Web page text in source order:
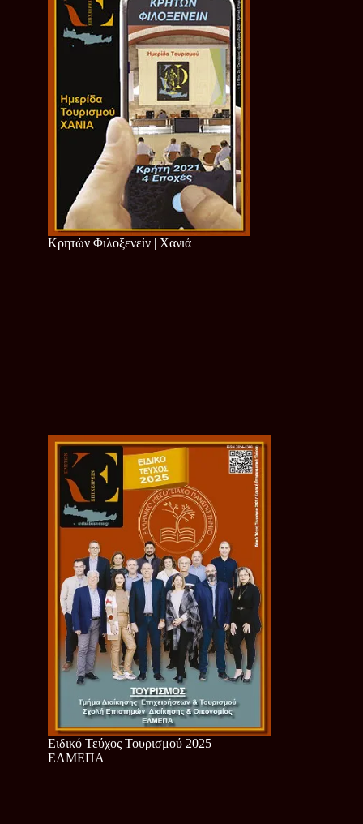
Κρητών Φιλοξενείν | Χανιά
Ειδικό Τεύχος Τουρισμού 2025 |
ΕΛΜΕΠΑ